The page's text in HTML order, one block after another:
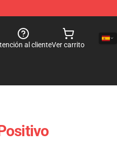
al clienteVer carrito